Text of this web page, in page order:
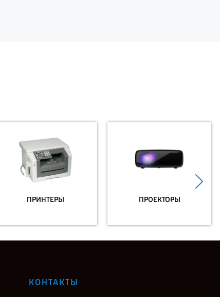
ПРИНТЕРЫ ПРОЕКТОРЫ
КОНТАКТЫ